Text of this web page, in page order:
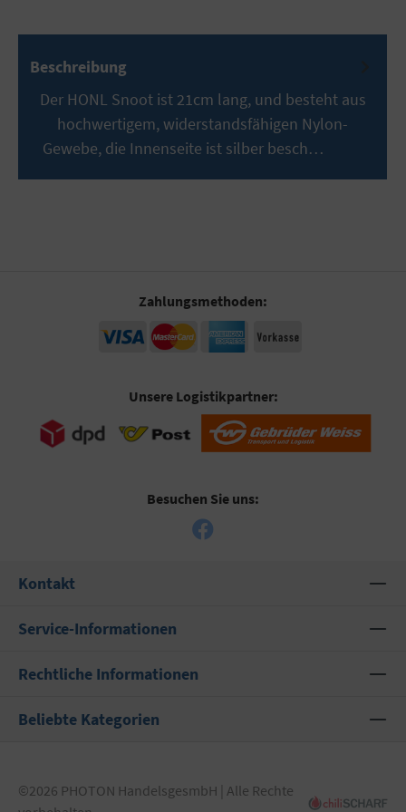
Beschreibung
Der HONL Snoot ist 21cm lang, und besteht aus
hochwertigem, widerstandsfähigen Nylon-
Gewebe, die Innenseite ist silber besch…
Zahlungsmethoden:
Unsere Logistikpartner:
Besuchen Sie uns:
Kontakt
Service-Informationen
Rechtliche Informationen
Beliebte Kategorien
©2026 PHOTON HandelsgesmbH | Alle Rechte